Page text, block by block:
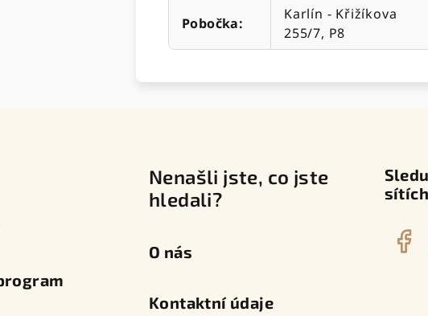
Pobočka:
Karlín - Křižíkova
255/7, P8
Nenašli jste, co jste
hledali?
O nás
Kontaktní údaje
sítích